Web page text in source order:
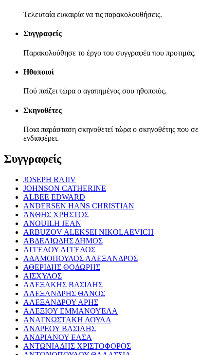
Τελευταία ευκαιρία να τις παρακολουθήσεις.
Συγγραφείς
Παρακολούθησε το έργο του συγγραφέα που προτιμάς.
Ηθοποιοί
Πού παίζει τώρα ο αγαπημένος σου ηθοποιός.
Σκηνοθέτες
Ποια παράσταση σκηνοθετεί τώρα ο σκηνοθέτης που σε
ενδιαφέρει.
Συγγραφείς
JOSEPH RAJIV
JOHNSON CATHERINE
ALBEE EDWARD
ANDERSEN HANS CHRISTIAN
ΆΝΘΗΣ ΧΡΗΣΤΟΣ
ANOUILH JEAN
ARBUZOV ALEKSEI NIKOLAEVICH
ΑΒΔΕΛΙΩΔΗΣ ΔΗΜΟΣ
ΑΓΓΕΛΟΥ ΑΓΓΕΛΟΣ
ΑΔΑΜΟΠΟΥΛΟΣ ΑΛΕΞΑΝΔΡΟΣ
ΑΘΕΡΙΔΗΣ ΘΟΔΩΡΗΣ
ΑΙΣΧΥΛΟΣ
ΑΛΕΞΑΚΗΣ ΒΑΣΙΛΗΣ
ΑΛΕΞΑΝΔΡΗΣ ΘΑΝΟΣ
ΑΛΕΞΑΝΔΡΟΥ ΑΡΗΣ
ΑΛΕΞΙΟΥ ΕΜΜΑΝΟΥΕΛΑ
ΑΝΑΓΝΩΣΤΑΚΗ ΛΟΥΛΑ
ΑΝΔΡΕΟΥ ΒΑΣΙΛΗΣ
ΑΝΔΡΙΑΝΟΥ ΕΛΣΑ
ΑΝΤΩΝΙΑΔΗΣ ΧΡΙΣΤΟΦΟΡΟΣ